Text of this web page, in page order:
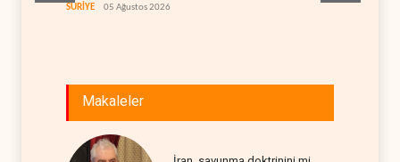
SURİYE 05 Ağustos 2026
Makaleler